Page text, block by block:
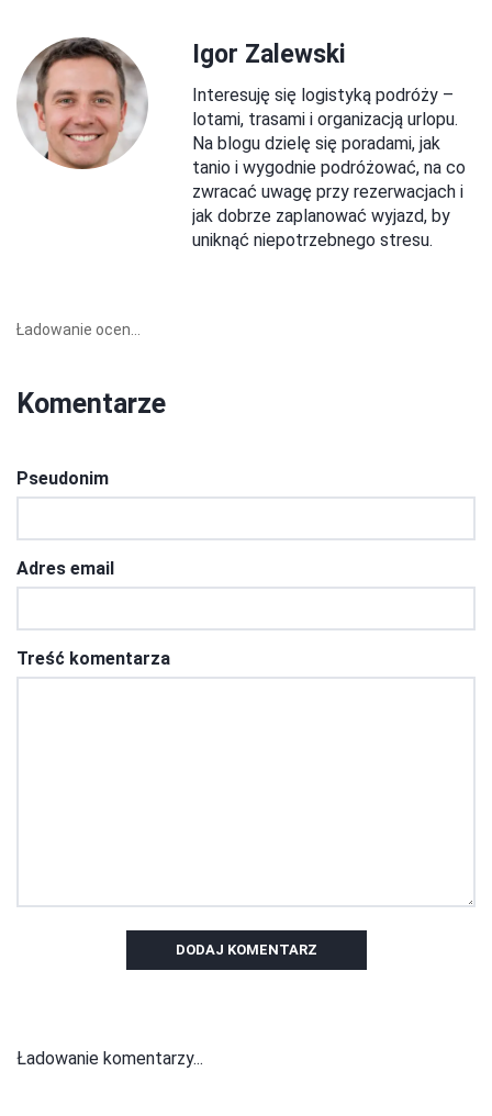
Igor Zalewski
Interesuję się logistyką podróży –
lotami, trasami i organizacją urlopu.
Na blogu dzielę się poradami, jak
tanio i wygodnie podróżować, na co
zwracać uwagę przy rezerwacjach i
jak dobrze zaplanować wyjazd, by
uniknąć niepotrzebnego stresu.
Ładowanie ocen...
Komentarze
Pseudonim
Adres email
Treść komentarza
DODAJ KOMENTARZ
Ładowanie komentarzy...